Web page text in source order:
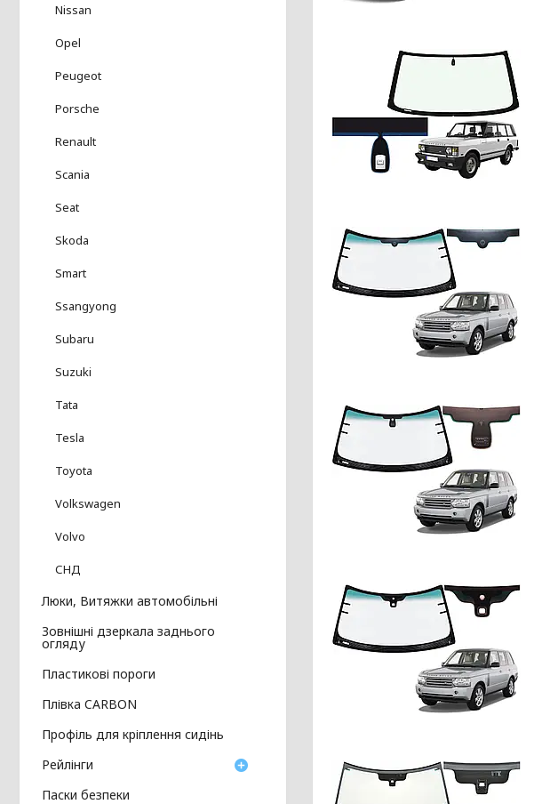
Nissan
Opel
Peugeot
Porsche
Renault
Scania
Seat
Skoda
Smart
Ssangyong
Subaru
Suzuki
Tata
Tesla
Toyota
Volkswagen
Volvo
СНД
Люки, Витяжки автомобільні
Зовнішні дзеркала заднього
огляду
Пластикові пороги
Плівка CARBON
Профіль для кріплення сидінь
Рейлінги
Паски безпеки